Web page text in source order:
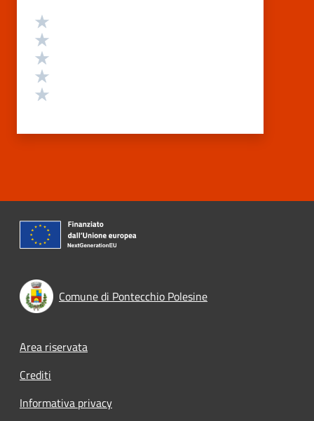
Valutazione
Comune di Pontecchio Polesine
Footer menu
Area riservata
Crediti
Informativa privacy